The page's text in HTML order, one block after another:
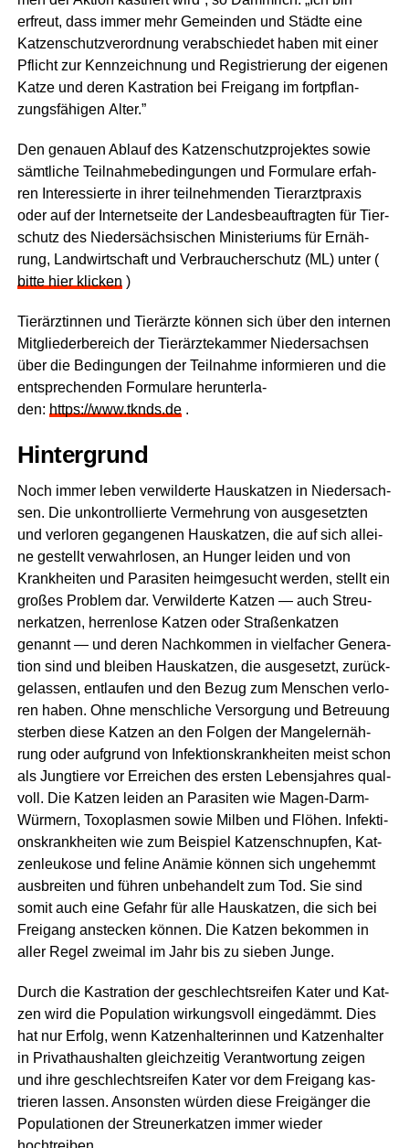
erfreut, dass immer mehr Gemein­den und Städ­te eine
Kat­zen­schutz­ver­ord­nung ver­ab­schie­det haben mit einer
Pflicht zur Kenn­zeich­nung und Regis­trie­rung der eige­nen
Kat­ze und deren Kas­tra­ti­on bei Frei­gang im fort­pflan­
zungs­fä­hi­gen Alter.”
Den genau­en Ablauf des Kat­zen­schutz­pro­jek­tes sowie
sämt­li­che Teil­nah­me­be­din­gun­gen und For­mu­la­re erfah­
ren Inter­es­sier­te in ihrer teil­neh­men­den Tier­arzt­pra­xis
oder auf der Inter­net­sei­te der Lan­des­be­auf­trag­ten für Tier­
schutz des Nie­der­säch­si­schen Minis­te­ri­ums für Ernäh­
rung, Land­wirt­schaft und Ver­brau­cher­schutz (ML) unter (
bit­te hier kli­cken )
Tier­ärz­tin­nen und Tier­ärz­te kön­nen sich über den inter­nen
Mit­glie­der­be­reich der Tier­ärz­te­kam­mer Nie­der­sach­sen
über die Bedin­gun­gen der Teil­nah­me infor­mie­ren und die
ent­spre­chen­den For­mu­la­re her­un­ter­la­
den: https://www.tknds.de.
Hin­ter­grund
Noch immer leben ver­wil­der­te Haus­kat­zen in Nie­der­sach­
sen. Die unkon­trol­lier­te Ver­meh­rung von aus­ge­setz­ten
und ver­lo­ren gegan­ge­nen Haus­kat­zen, die auf sich allei­
ne gestellt ver­wahr­lo­sen, an Hun­ger lei­den und von
Krank­hei­ten und Para­si­ten heim­ge­sucht wer­den, stellt ein
gro­ßes Pro­blem dar. Ver­wil­der­te Kat­zen — auch Streu­
ner­kat­zen, her­ren­lo­se Kat­zen oder Stra­ßen­kat­zen
genannt — und deren Nach­kom­men in viel­fa­cher Gene­ra­
ti­on sind und blei­ben Haus­kat­zen, die aus­ge­setzt, zurück­
ge­las­sen, ent­lau­fen und den Bezug zum Men­schen ver­lo­
ren haben. Ohne mensch­li­che Ver­sor­gung und Betreu­ung
ster­ben die­se Kat­zen an den Fol­gen der Man­gel­er­näh­
rung oder auf­grund von Infek­ti­ons­krank­hei­ten meist schon
als Jung­tie­re vor Errei­chen des ers­ten Lebens­jah­res qual­
voll. Die Kat­zen lei­den an Para­si­ten wie Magen-Darm-
Wür­mern, Toxo­plas­men sowie Mil­ben und Flö­hen. Infek­ti­
ons­krank­hei­ten wie zum Bei­spiel Kat­zen­schnup­fen, Kat­
zen­leu­ko­se und feline Anämie kön­nen sich unge­hemmt
aus­brei­ten und füh­ren unbe­han­delt zum Tod. Sie sind
somit auch eine Gefahr für alle Haus­kat­zen, die sich bei
Frei­gang anste­cken kön­nen. Die Kat­zen bekom­men in
aller Regel zwei­mal im Jahr bis zu sie­ben Junge.
Durch die Kas­tra­ti­on der geschlechts­rei­fen Kater und Kat­
zen wird die Popu­la­ti­on wir­kungs­voll ein­ge­dämmt. Dies
hat nur Erfolg, wenn Kat­zen­hal­te­rin­nen und Kat­zen­hal­ter
in Pri­vat­haus­hal­ten gleich­zei­tig Ver­ant­wor­tung zei­gen
und ihre geschlechts­rei­fen Kater vor dem Frei­gang kas­
trie­ren las­sen. Ansons­ten wür­den die­se Frei­gän­ger die
Popu­la­tio­nen der Streu­ner­kat­zen immer wie­der